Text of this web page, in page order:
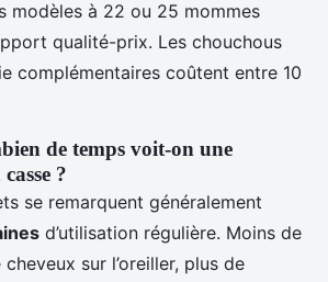
modèles à 22 ou 25 mommes
qualité-prix. Les chouchous
complémentaires coûtent entre 10
de temps voit-on une
?
se remarquent généralement
d’utilisation régulière. Moins de
sur l’oreiller, plus de